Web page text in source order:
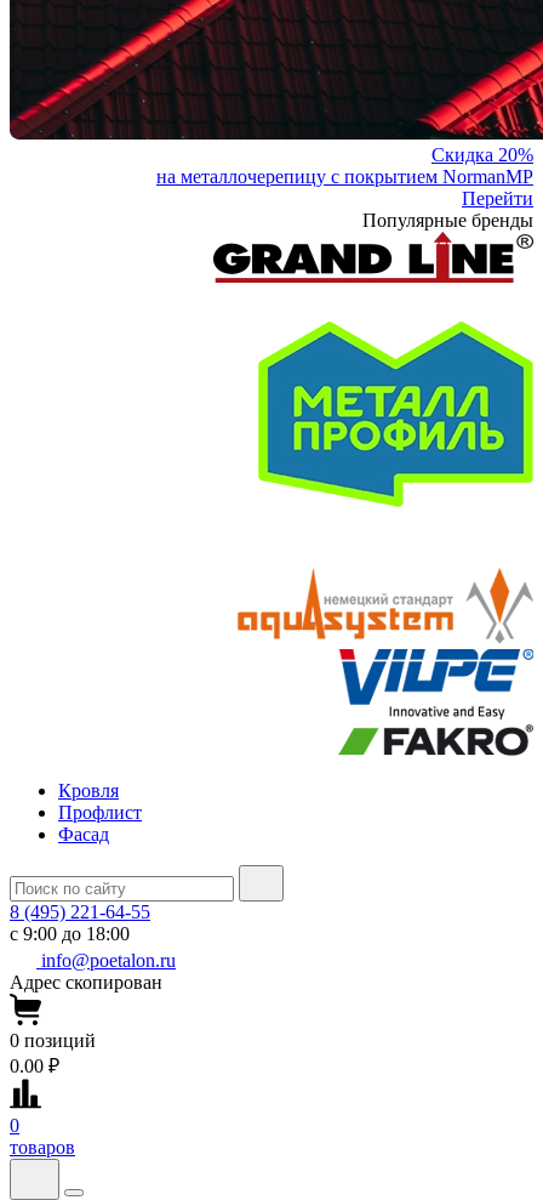
Скидка 20%
на металлочерепицу с покрытием NormanMP
Перейти
Популярные бренды
Кровля
Профлист
Фасад
8 (495) 221-64-55
с 9:00 до 18:00
info@poetalon.ru
Адрес скопирован
0 позиций
0.00 ₽
0
товаров